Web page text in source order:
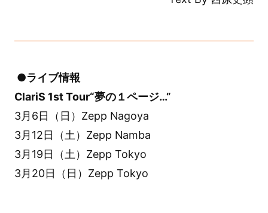
●ライブ情報
ClariS 1st Tour“夢の１ページ…”
3月6日（日）Zepp Nagoya
3月12日（土）Zepp Namba
3月19日（土）Zepp Tokyo
3月20日（日）Zepp Tokyo